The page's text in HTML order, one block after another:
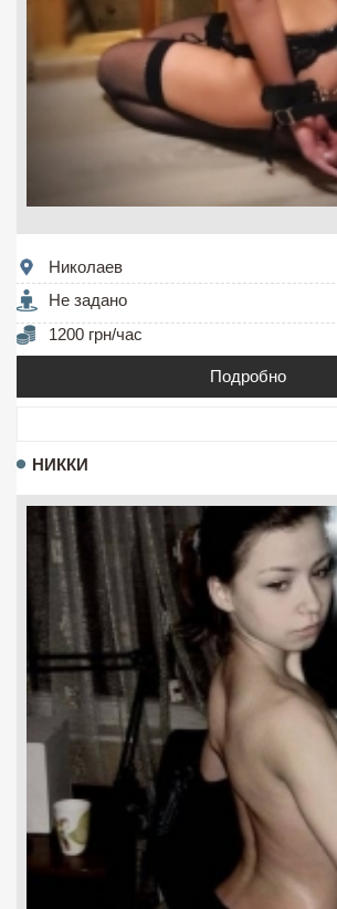
Николаев
Не задано
1200 грн/час
Подробно
НИККИ